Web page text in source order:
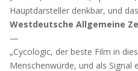
Hauptdarsteller denkbar, und
Westdeutsche Allgemeine
—
„Cycologic, der beste Film in
Menschenwürde, und als Signal